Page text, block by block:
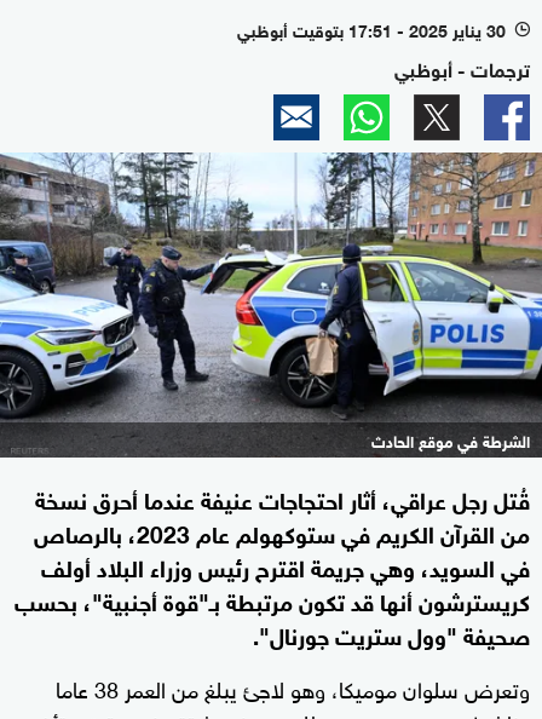
l 30 يناير 2025 - 17:51 بتوقيت أبوظبي
ترجمات - أبوظبي
الشرطة في موقع الحادث
قُتل رجل عراقي، أثار احتجاجات عنيفة عندما أحرق نسخة
من القرآن الكريم في ستوكهولم عام 2023، بالرصاص
في السويد، وهي جريمة اقترح رئيس وزراء البلاد أولف
كريسترشون أنها قد تكون مرتبطة بـ"قوة أجنبية"، بحسب
صحيفة "وول ستريت جورنال".
وتعرض سلوان موميكا، وهو لاجئ يبلغ من العمر 38 عاما